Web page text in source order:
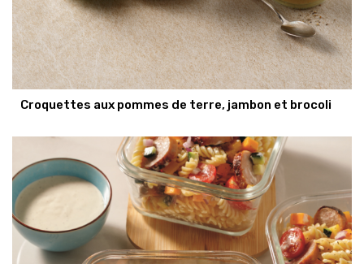
Croquettes aux pommes de terre, jambon et brocoli